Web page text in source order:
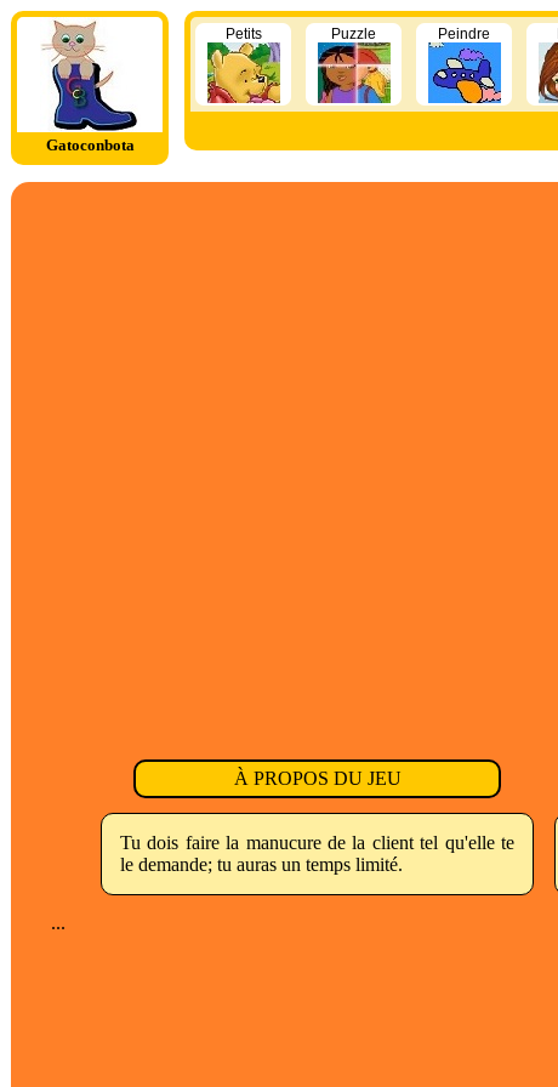
Gatoconbota
Petits Puzzle Peindre
À PROPOS DU JEU
Tu dois faire la manucure de la client tel qu'elle te
le demande; tu auras un temps limité.
...